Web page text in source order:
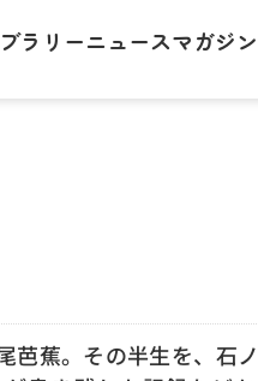
ラリーニュースマガジン
芭蕉。その半生を、石